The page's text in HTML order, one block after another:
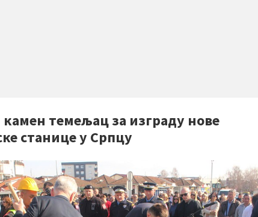
темељац за изграду нове
станице у Српцу